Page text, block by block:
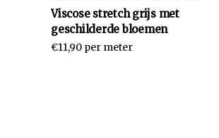
Viscose stretch grijs met
geschilderde bloemen
€11,90 per meter